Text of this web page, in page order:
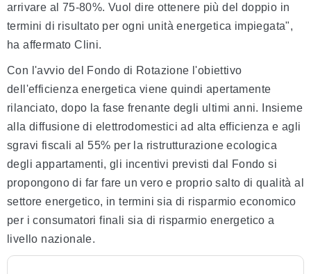
arrivare al 75-80%. Vuol dire ottenere più del doppio in
termini di risultato per ogni unità energetica impiegata",
ha affermato Clini.
Con l'avvio del Fondo di Rotazione l'obiettivo
dell'efficienza energetica viene quindi apertamente
rilanciato, dopo la fase frenante degli ultimi anni. Insieme
alla diffusione di elettrodomestici ad alta efficienza e agli
sgravi fiscali al 55% per la ristrutturazione ecologica
degli appartamenti, gli incentivi previsti dal Fondo si
propongono di far fare un vero e proprio salto di qualità al
settore energetico, in termini sia di risparmio economico
per i consumatori finali sia di risparmio energetico a
livello nazionale.